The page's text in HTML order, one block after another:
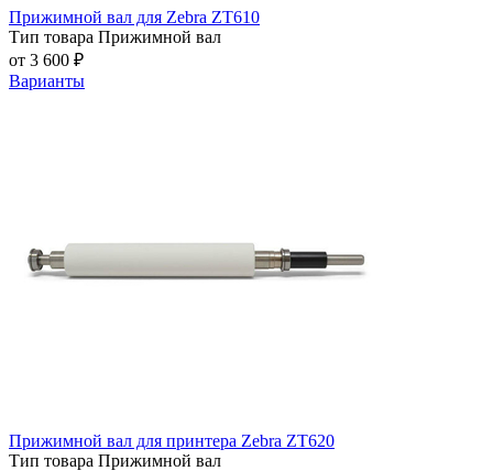
Прижимной вал для Zebra ZT610
Тип товара Прижимной вал
от 3 600 ₽
Варианты
Прижимной вал для принтера Zebra ZT620
Тип товара Прижимной вал